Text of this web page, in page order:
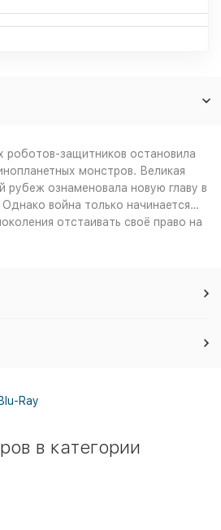
роботов-защитников остановила
монстров. Великая
рубеж ознаменовала новую главу в
война только начинается…
отстаивать своё право на
Ray
в категории